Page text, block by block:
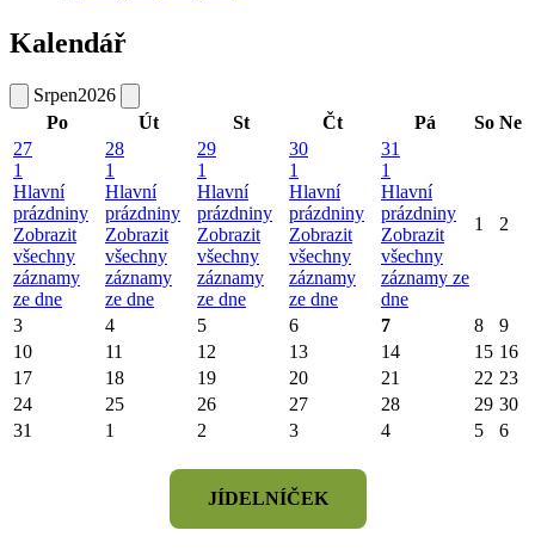
Kalendář
Srpen2026
Po
Út St Čt Pá So Ne
27
1
Hlavní
prázdniny
Zobrazit
všechny
záznamy
ze dne
28
1
Hlavní
prázdniny
Zobrazit
všechny
záznamy
ze dne
29
1
Hlavní
prázdniny
Zobrazit
všechny
záznamy
ze dne
30
1
Hlavní
prázdniny
Zobrazit
všechny
záznamy
ze dne
31
1
Hlavní
prázdniny
Zobrazit
všechny
záznamy ze
dne
1 2
3 4 5 6 7 8
9
10
11 12 13 14 15 16
17
18 19 20 21 22 23
24
25 26 27 28 29 30
31
1 2 3 4 5 6
JÍDELNÍČEK